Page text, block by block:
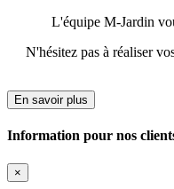
Ouvrir le Chatbot
L'équipe M-Jardin
N'hésitez pas à réaliser
En savoir plus
Information pour nos
×